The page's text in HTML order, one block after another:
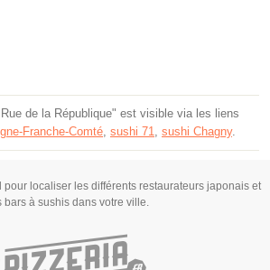
de la République" est visible via les liens
Franche-Comté sushi 71 sushi Chagny.
localiser les différents restaurateurs japonais et
bars à sushis dans votre ville.